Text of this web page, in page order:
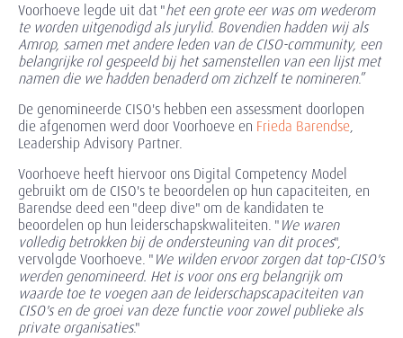
Voorhoeve legde uit dat "het een grote eer was om wederom
te worden uitgenodigd als jurylid. Bovendien hadden wij als
Amrop, samen met andere leden van de CISO-community, een
belangrijke rol gespeeld bij het samenstellen van een lijst met
namen die we hadden benaderd om zichzelf te nomineren.”
De genomineerde CISO's hebben een assessment doorlopen
die afgenomen werd door Voorhoeve en Frieda Barendse,
Leadership Advisory Partner.
Voorhoeve heeft hiervoor ons Digital Competency Model
gebruikt om de CISO's te beoordelen op hun capaciteiten, en
Barendse deed een "deep dive" om de kandidaten te
beoordelen op hun leiderschapskwaliteiten. "We waren
volledig betrokken bij de ondersteuning van dit proces",
vervolgde Voorhoeve. "We wilden ervoor zorgen dat top-CISO's
werden genomineerd. Het is voor ons erg belangrijk om
waarde toe te voegen aan de leiderschapscapaciteiten van
CISO's en de groei van deze functie voor zowel publieke als
private organisaties."